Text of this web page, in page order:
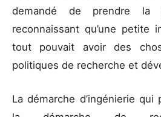
demandé de prendre la
reconnaissant qu’une petite
tout pouvait avoir des
politiques de recherche et
La démarche d’ingénierie